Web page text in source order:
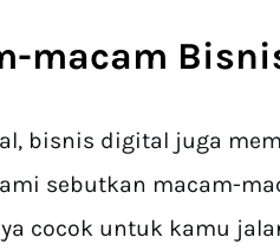
macam
bisnis digital juga
sebutkan macam-
cocok untuk kamu